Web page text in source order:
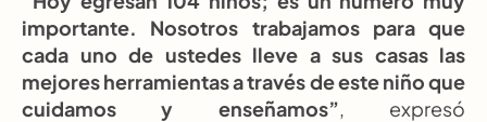
importante. Nosotros trabajamos para que
cada uno de ustedes lleve a sus casas las
mejores herramientas a través de este niño que
cuidamos y enseñamos”, expresó